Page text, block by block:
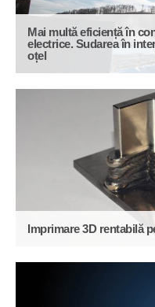
Mai multă eficiență în
electrice. Sudarea în
oțel
Imprimare 3D rentabilă